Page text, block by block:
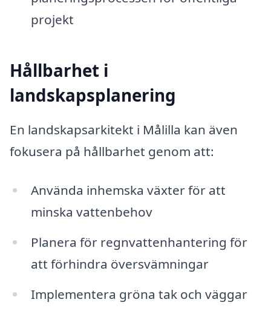
projekt
Hållbarhet i
landskapsplanering
En landskapsarkitekt i Målilla kan även
fokusera på hållbarhet genom att:
Använda inhemska växter för att
minska vattenbehov
Planera för regnvattenhantering för
att förhindra översvämningar
Implementera gröna tak och väggar